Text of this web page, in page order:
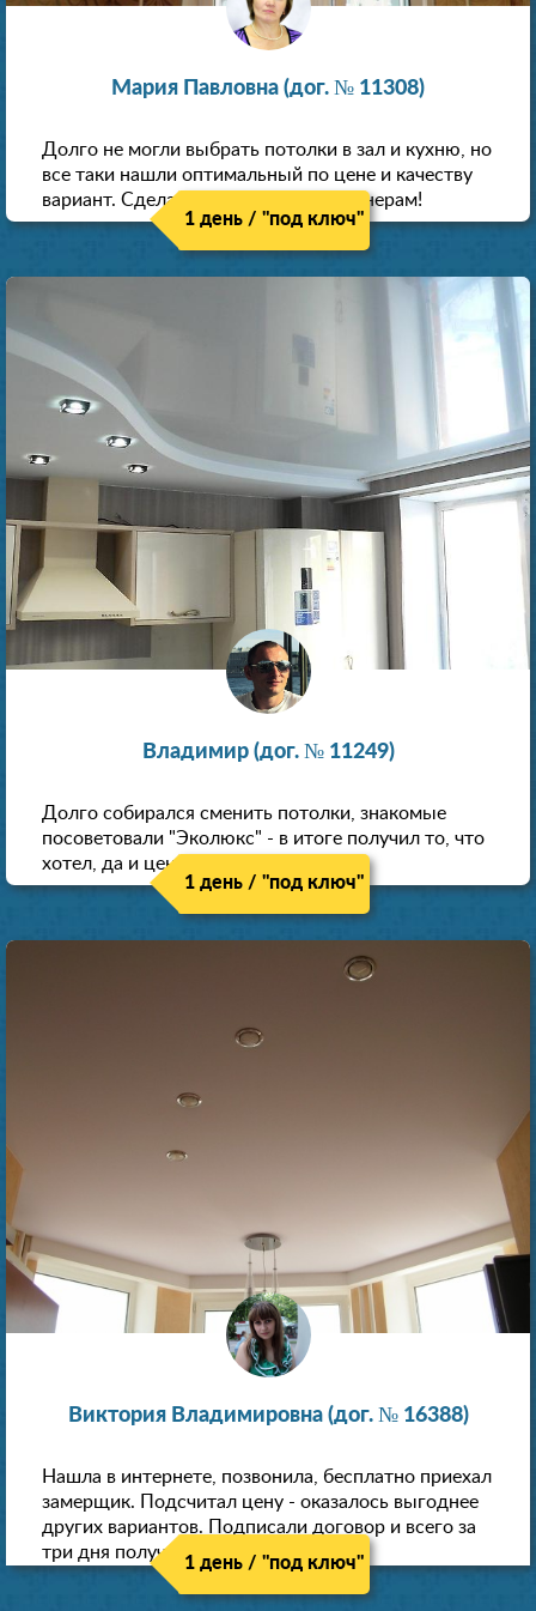
Мария Павловна (дог. № 11308)
Долго не могли выбрать потолки в зал и кухню, но
все таки нашли оптимальный по цене и качеству
вариант. Сделали скидку как пенсионерам!
1 день / "под ключ"
Владимир (дог. № 11249)
Долго собирался сменить потолки, знакомые
посоветовали "Эколюкс" - в итоге получил то, что
хотел, да и цена нормальная.
1 день / "под ключ"
Виктория Владимировна (дог. № 16388)
Нашла в интернете, позвонила, бесплатно приехал
замерщик. Подсчитал цену - оказалось выгоднее
других вариантов. Подписали договор и всего за
три дня получили новые потолки!
1 день / "под ключ"